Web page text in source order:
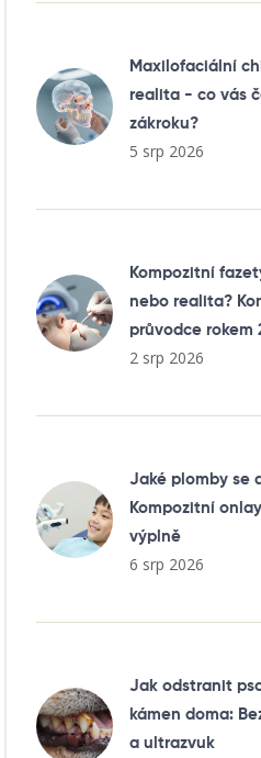
Maxilofaciální
realita - co vás
zákroku?
5 srp 2026
Kompozitní
nebo realita?
průvodce rokem
2 srp 2026
Jaké plomby se
Kompozitní
výplně
6 srp 2026
Jak odstranit
kámen doma:
a ultrazvuk